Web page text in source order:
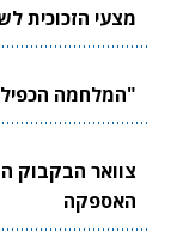
מצעי הזכוכית
"המלחמה הכפילה פי 5 את שוק
האספקה